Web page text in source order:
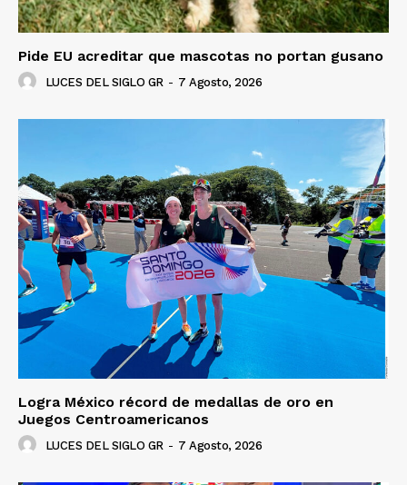
Pide EU acreditar que mascotas no portan gusano
LUCES DEL SIGLO GR - 7 Agosto, 2026
Logra México récord de medallas de oro en
Juegos Centroamericanos
LUCES DEL SIGLO GR - 7 Agosto, 2026